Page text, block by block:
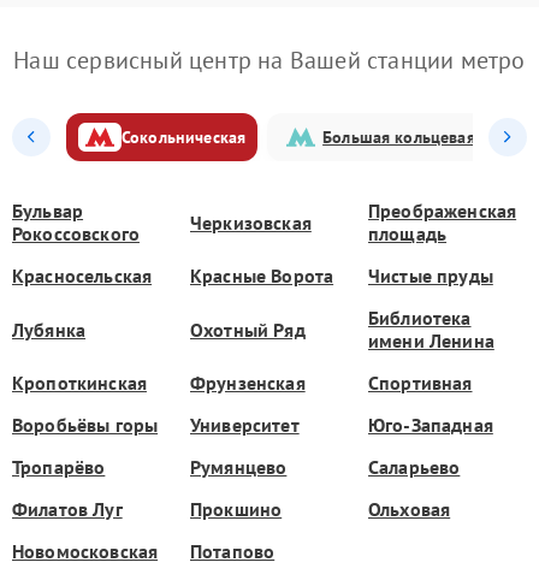
Наш сервисный центр на Вашей станции метро
Сокольническая Большая кольцевая
Бульвар
Рокоссовского
Черкизовская
Преображенская
площадь
Красносельская
Красные Ворота Чистые пруды
Лубянка Охотный Ряд
Библиотека
имени Ленина
Кропоткинская
Фрунзенская
Спортивная
Воробьёвы горы
Университет
Юго-Западная
Тропарёво
Румянцево
Саларьево
Филатов Луг
Прокшино
Ольховая
Новомосковская
Потапово